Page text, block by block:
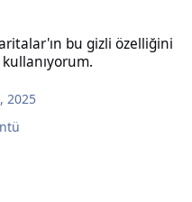
bu gizli özelliğini
2025